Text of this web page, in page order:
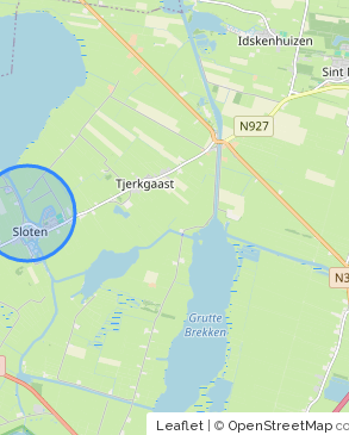
Leaflet| © OpenStreetMap